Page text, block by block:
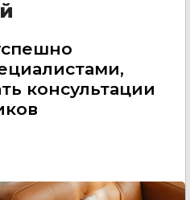
консультации